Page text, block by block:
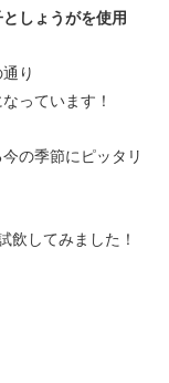
しょうがを使用
り
っています！
の季節にピッタリ
飲してみました！